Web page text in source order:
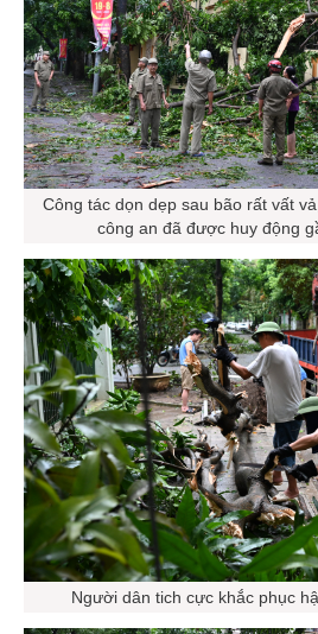
Công tác dọn dẹp sau bão rất vất
công an đã được huy động
Người dân tich cực khắc phục